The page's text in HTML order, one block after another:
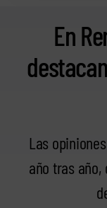
En
Las
año tras